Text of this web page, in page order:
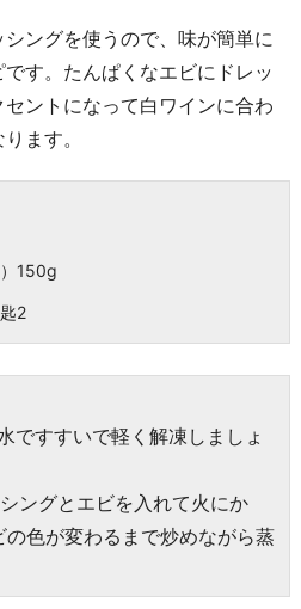
ングを使うので、味が簡単に
す。たんぱくなエビにドレッ
ントになって白ワインに合わ
ます。
150g
2
ですすいで軽く解凍しましょ
ングとエビを入れて火にか
色が変わるまで炒めながら蒸